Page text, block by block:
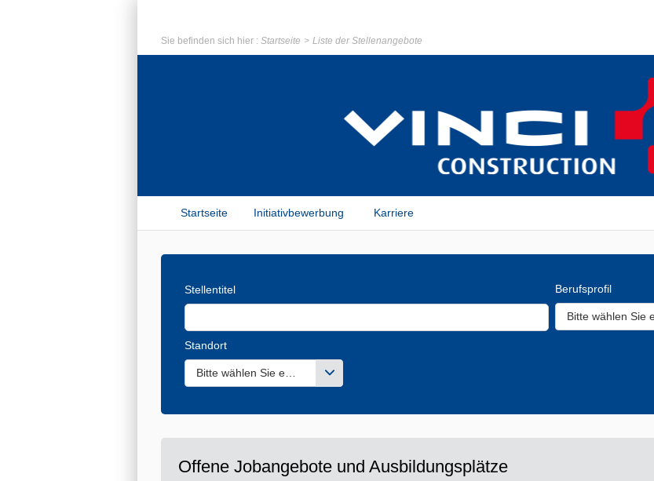
Sie befinden sich hier : Startseite Liste der Stellenangebote
Startseite Initiativbewerbung Karriere
Stellentitel Berufsprofil
Bitte wählen Sie
Standort
Bitte wählen Sie einen oder mehrere Werte aus
Offene Jobangebote und Ausbildungsplätze